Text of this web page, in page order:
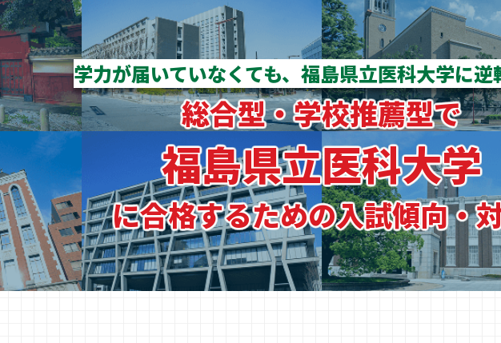
学力が届いていなくても、 福島県立医科大学に逆
総合型・学校推薦型で
福島県立医科大学
に合格するための入試傾向・